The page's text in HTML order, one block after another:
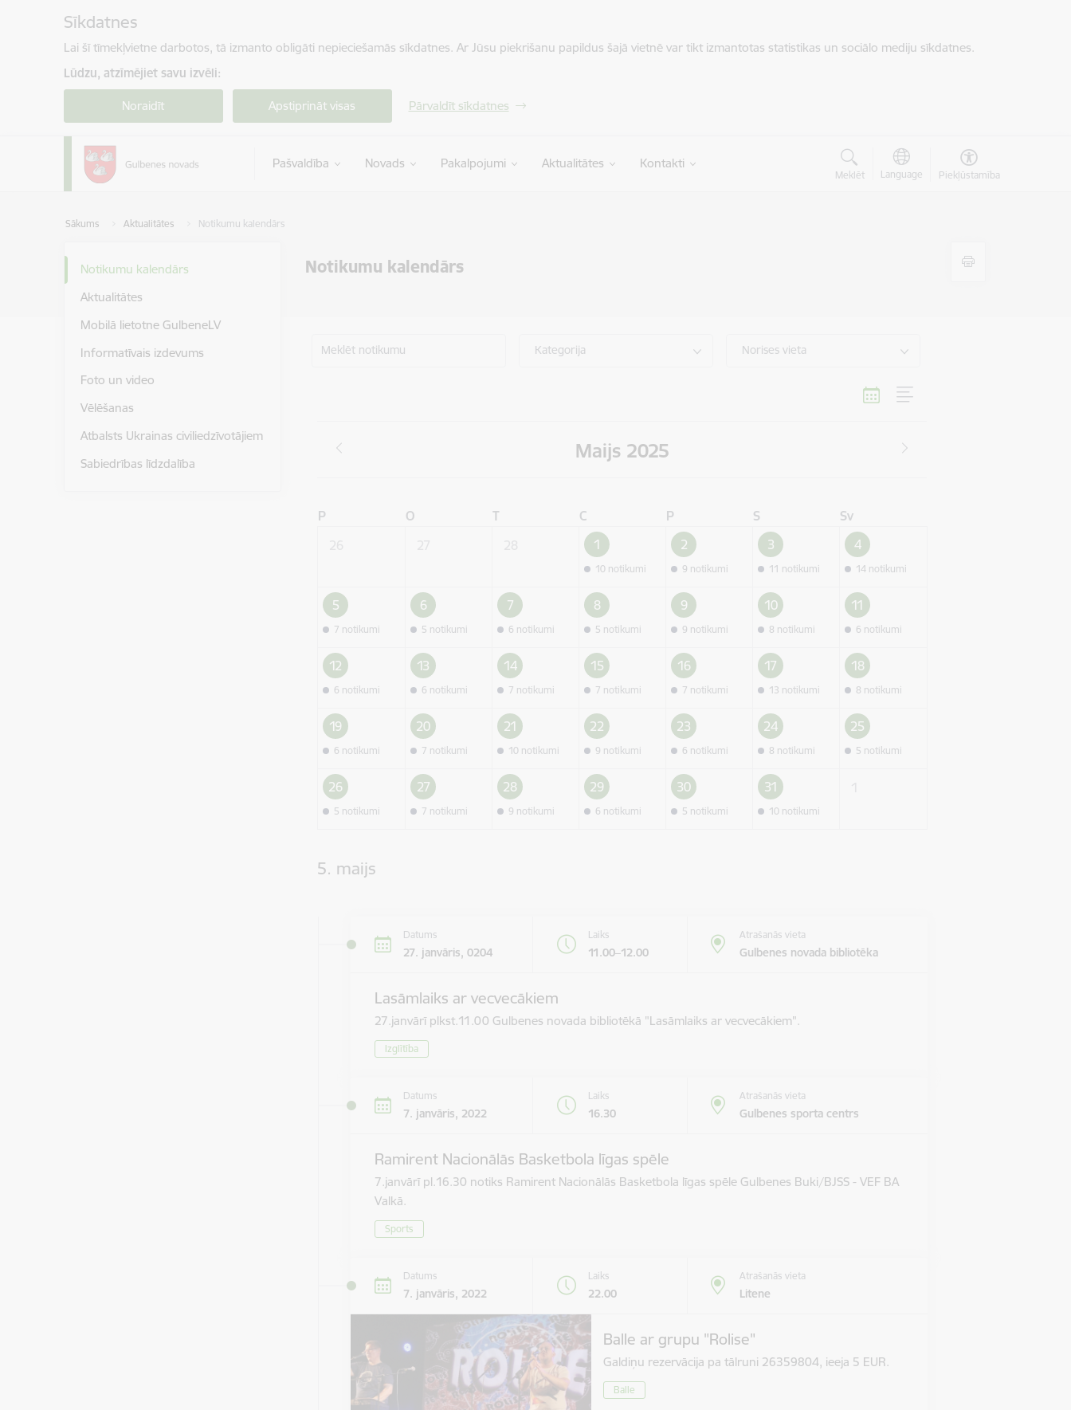
Sīkdatnes
Lai šī tīmekļvietne darbotos, tā izmanto obligāti nepieciešamās sīkdatnes. Ar Jūsu piekrišanu papildus šajā vietnē var tikt izmantotas statistikas un sociālo mediju sīkdatnes.
Lūdzu, atzīmējiet savu izvēli:
Noraidīt Apstiprināt visas Pārvaldīt sīkdatnes
Pašvaldība Novads Pakalpojumi Aktualitātes Kontakti
Meklēt Language Piekļūstamība
Sākums Aktualitātes Notikumu kalendārs
Notikumu kalendārs
Notikumu kalendārs
Aktualitātes
Mobilā lietotne GulbeneLV
Informatīvais izdevums
Foto un video
Vēlēšanas
Atbalsts Ukrainas civiliedzīvotājiem
Sabiedrības līdzdalība
Meklēt notikumu Kategorija Norises vieta
Maijs 2025
P O T C P S
Sv
1
10 notikumi
2
9 notikumi
3
11 notikumi
4
14 notikumi
5
7 notikumi
6
5 notikumi
7
6 notikumi
8
5 notikumi
9
9 notikumi
10
8 notikumi
11
6 notikumi
12
6 notikumi
13
6 notikumi
14
7 notikumi
15
7 notikumi
16
7 notikumi
17
13 notikumi
18
8 notikumi
19
6 notikumi
20
7 notikumi
21
10 notikumi
22
9 notikumi
23
6 notikumi
24
8 notikumi
25
5 notikumi
26
5 notikumi
27
7 notikumi
28
9 notikumi
29
6 notikumi
30
5 notikumi
31
10 notikumi
5. maijs
Datums
27. janvāris, 0204
Laiks
11.00–12.00
Atrašanās vieta
Gulbenes novada bibliotēka
Lasāmlaiks ar vecvecākiem
27.janvārī plkst.11.00 Gulbenes novada bibliotēkā "Lasāmlaiks ar vecvecākiem".
Izglītība
Datums
7. janvāris, 2022
Laiks
16.30
Atrašanās vieta
Gulbenes sporta centrs
Ramirent Nacionālās Basketbola līgas spēle
7.janvārī pl.16.30 notiks Ramirent Nacionālās Basketbola līgas spēle Gulbenes Buki/BJSS - VEF BA
Valkā.
Sports
Datums
7. janvāris, 2022
Laiks
22.00
Atrašanās vieta
Litene
Balle ar grupu "Rolise"
Galdiņu rezervācija pa tālruni 26359804, ieeja 5 EUR.
Balle